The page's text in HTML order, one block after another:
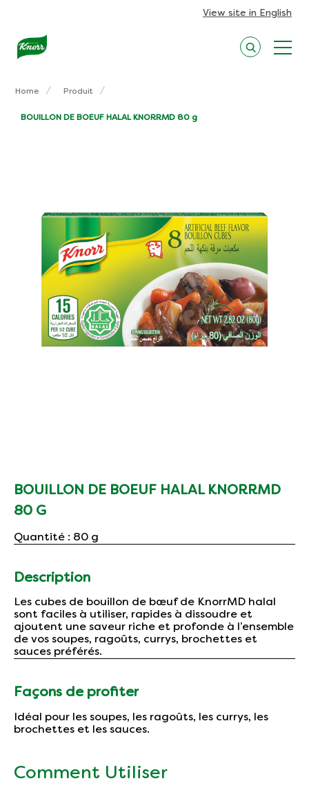
View site in English
Home Produit
BOUILLON DE BOEUF HALAL KNORRMD 80 g
BOUILLON DE BOEUF HALAL KNORRMD
80 G
Quantité : 80 g
Description
Les cubes de bouillon de bœuf de KnorrMD halal
sont faciles à utiliser, rapides à dissoudre et
ajoutent une saveur riche et profonde à l’ensemble
de vos soupes, ragoûts, currys, brochettes et
sauces préférés.
Façons de profiter
Idéal pour les soupes, les ragoûts, les currys, les
brochettes et les sauces.
Comment Utiliser